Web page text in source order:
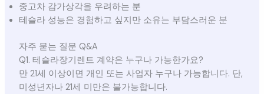
중고차 감가상각을 우려하는 분
테슬라 성능은 경험하고 싶지만 소유는 부담스러운 분
자주 묻는 질문 Q&A
Q1. 테슬라장기렌트 계약은 누구나 가능한가요?
만 21세 이상이면 개인 또는 사업자 누구나 가능합니다. 단,
미성년자나 21세 미만은 불가능합니다.